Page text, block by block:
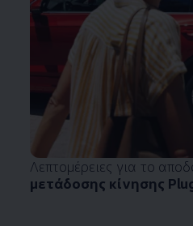
Λεπτομέρειες για το
μετάδοσης κίνησης